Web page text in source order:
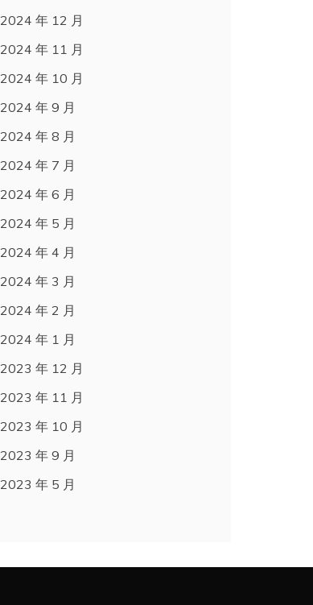
2024 年 12 月
2024 年 11 月
2024 年 10 月
2024 年 9 月
2024 年 8 月
2024 年 7 月
2024 年 6 月
2024 年 5 月
2024 年 4 月
2024 年 3 月
2024 年 2 月
2024 年 1 月
2023 年 12 月
2023 年 11 月
2023 年 10 月
2023 年 9 月
2023 年 5 月